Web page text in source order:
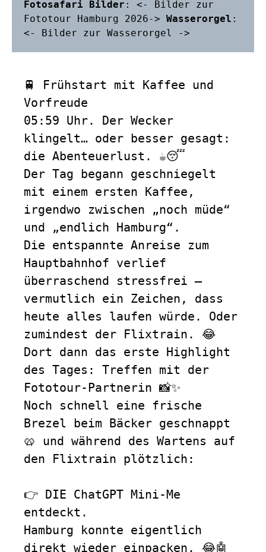
Fotosafari Bilder : <- Bilder zur
Fototour Hamburg 2026-> Wasserorgel :
<- Bilder zur Wasserorgel ->
🚆 Frühstart mit Kaffee und
Vorfreude
05:59 Uhr. Der Wecker
klingelt… oder besser gesagt:
die Abenteuerlust. ☕😴
Der Tag begann geschniegelt
mit einem ersten Kaffee,
irgendwo zwischen „noch müde“
und „endlich Hamburg“.
Die entspannte Anreise zum
Hauptbahnhof verlief
überraschend stressfrei —
vermutlich ein Zeichen, dass
heute alles laufen würde. Oder
zumindest der Flixtrain. 😂
Dort dann das erste Highlight
des Tages: Treffen mit der
Fototour-Partnerin 📸✨
Noch schnell eine frische
Brezel beim Bäcker geschnappt
🥨 und während des Wartens auf
den Flixtrain plötzlich:
👉 DIE ChatGPT Mini-Me
entdeckt.
Hamburg konnte eigentlich
direkt wieder einpacken. 😂🤖